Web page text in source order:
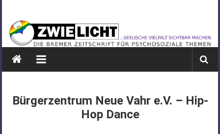
springen
ZWIELICHT
BREMEN
DIE
PSYCHOSOZIALE
Bürgerzentrum Neue Vahr e.V. – Hip­
Hop Dance